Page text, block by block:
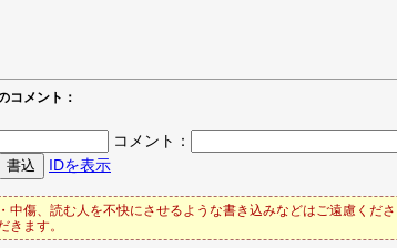
コメント：
コメント：
IDを表示
中傷、読む人を不快にさせるような書き込みなどはご遠慮くだ
きます。